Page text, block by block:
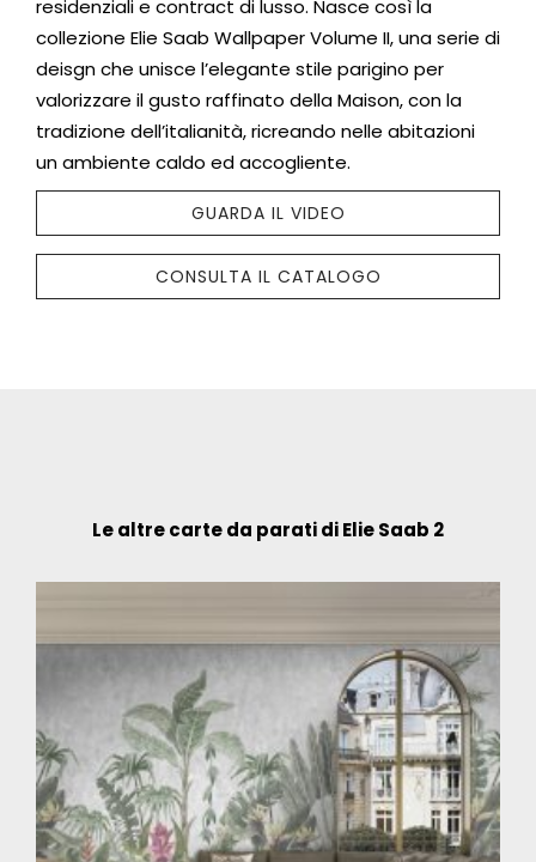
residenziali e contract di lusso. Nasce così la
collezione Elie Saab Wallpaper Volume II, una serie di
deisgn che unisce l’elegante stile parigino per
valorizzare il gusto raffinato della Maison, con la
tradizione dell’italianità, ricreando nelle abitazioni
un ambiente caldo ed accogliente.
GUARDA IL VIDEO
CONSULTA IL CATALOGO
Le altre carte da parati di Elie Saab 2